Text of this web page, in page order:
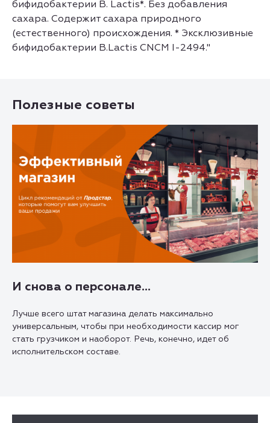
бифидобактерии B. Lactis*. Без добавления
сахара. Содержит сахара природного
(естественного) происхождения. * Эксклюзивные
бифидобактерии B.Lactis CNCM I-2494."
Полезные советы
И снова о персонале…
Лучше всего штат магазина делать максимально
универсальным, чтобы при необходимости кассир мог
стать грузчиком и наоборот. Речь, конечно, идет об
исполнительском составе.